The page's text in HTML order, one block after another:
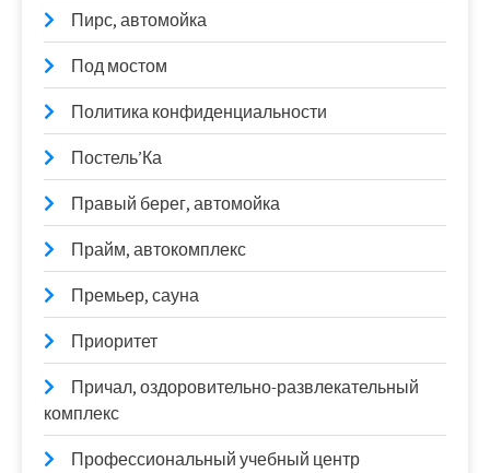
Пирс, автомойка
Под мостом
Политика конфиденциальности
Постель’Ка
Правый берег, автомойка
Прайм, автокомплекс
Премьер, сауна
Приоритет
Причал, оздоровительно-развлекательный
комплекс
Профессиональный учебный центр